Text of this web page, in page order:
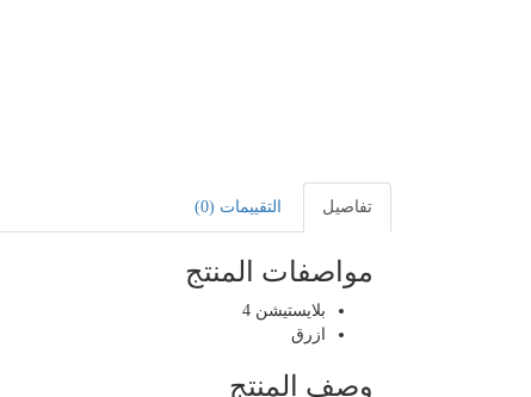
تفاصيل التقييمات (0)
مواصفات المنتج
بلايستيشن 4
ازرق
وصف المنتج